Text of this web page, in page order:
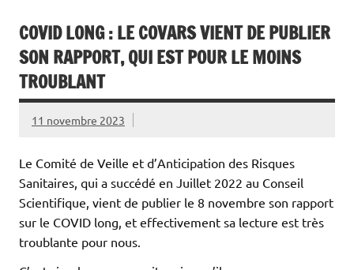
COVID LONG : LE COVARS VIENT DE PUBLIER
SON RAPPORT, QUI EST POUR LE MOINS
TROUBLANT
11 novembre 2023
Le Comité de Veille et d’Anticipation des Risques
Sanitaires, qui a succédé en Juillet 2022 au Conseil
Scientifique, vient de publier le 8 novembre son rapport
sur le COVID long, et effectivement sa lecture est très
troublante pour nous.